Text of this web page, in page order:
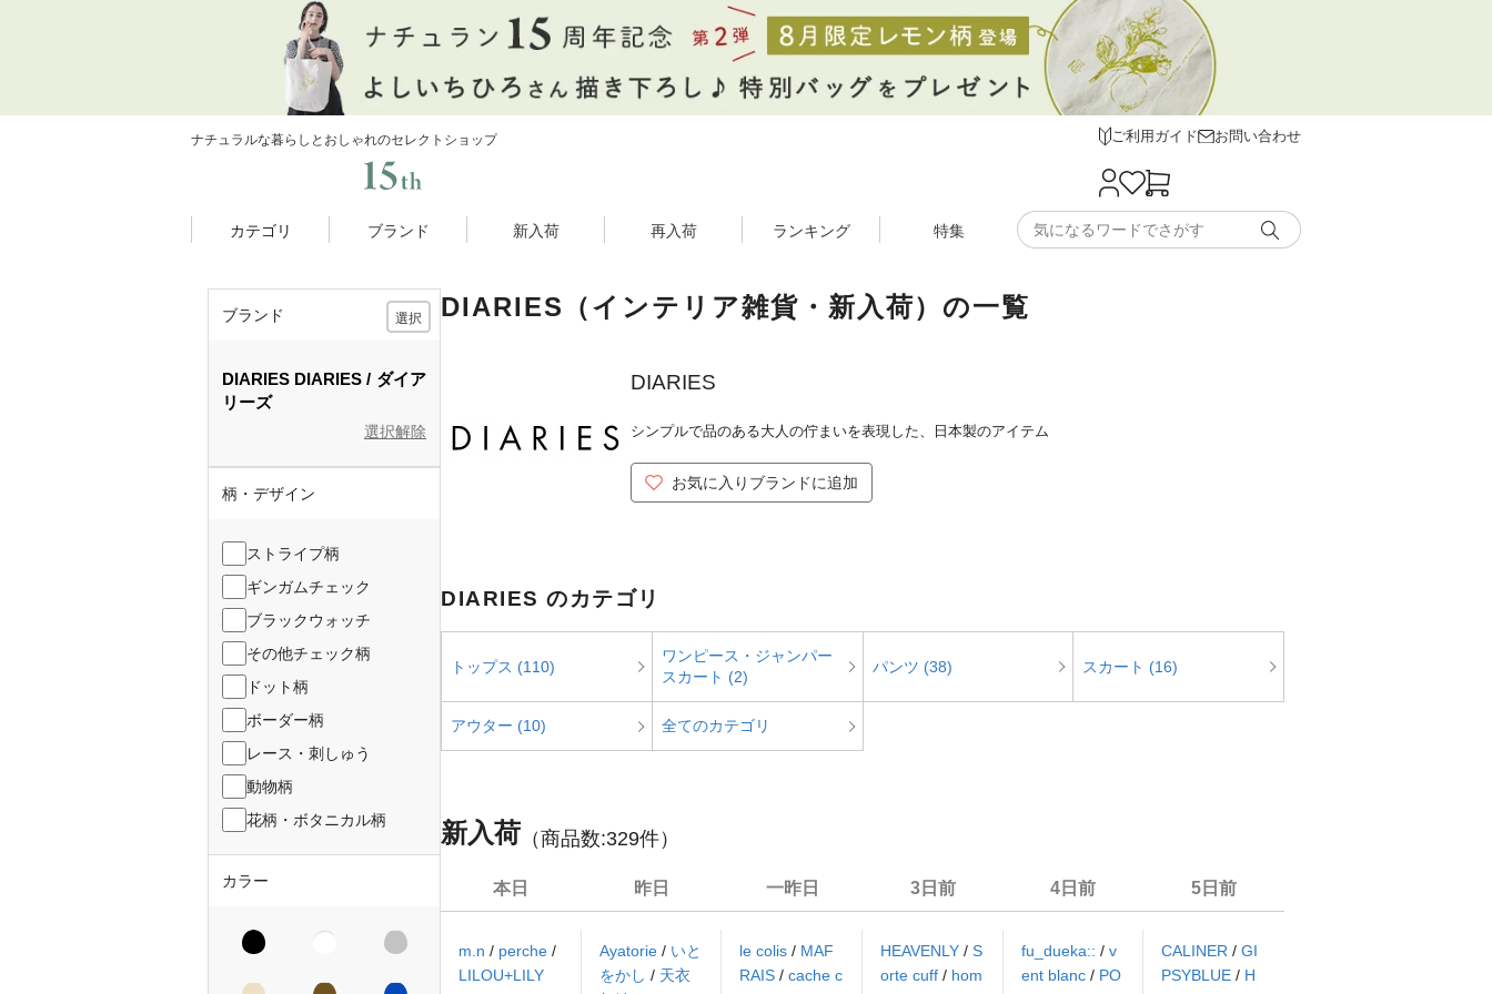
ナチュラルな暮らしとおしゃれのセレクトショップ ご利用ガイド お問い合わせ
カテゴリ ブランド 新入荷 再入荷 ランキング 特集
ブランド 選択
DIARIES DIARIES
ダイア
リーズ
選択解除
柄・デザイン
ストライプ柄
ギンガムチェック
ブラックウォッチ
その他チェック柄
ドット柄
ボーダー柄
レース・刺しゅう
動物柄
花柄・ボタニカル柄
カラー
DIARIES（インテリア雑貨・新入荷）の一覧
DIARIES
シンプルで品のある大人の佇まいを表現した、日本製のアイテム
お気に入りブランドに追加
DIARIES のカテゴリ
トップス (110)
ワンピース・ジャンパー
スカート (2)
パンツ (38) スカート (16)
アウター (10) 全てのカテゴリ
新入荷 （商品数:329件）
本日
m.n / perche /
LILOU+LILY
昨日
Ayatorie / いと
をかし / 天衣
一昨日
le colis/ MAF
RAIS/cache c
3日前
HEAVENLY / S
orte cuff / hom
4日前
fu_dueka:: / v
ent blanc / PO
5日前
CALINER/GI
PSYBLUE/ H